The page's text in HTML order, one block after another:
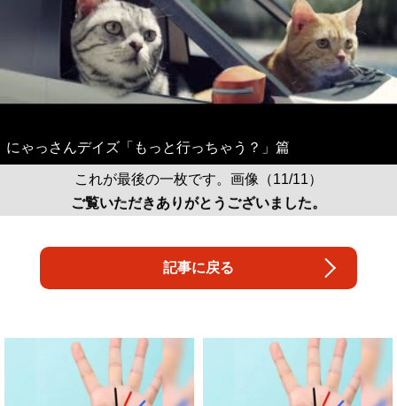
にゃっさんデイズ「もっと行っちゃう？」篇
これが最後の一枚です。画像（11/11）
ご覧いただきありがとうございました。
記事に戻る